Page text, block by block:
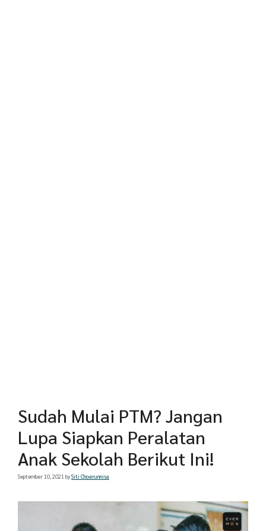
Sudah Mulai PTM? Jangan
Lupa Siapkan Peralatan
Anak Sekolah Berikut Ini!
September 10, 2021 bySiti Choerunnisa